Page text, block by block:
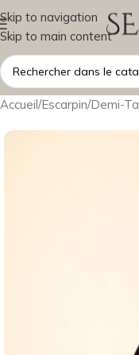
Skip to navigation
Skip to main content
Accueil/Escarpin/Demi-